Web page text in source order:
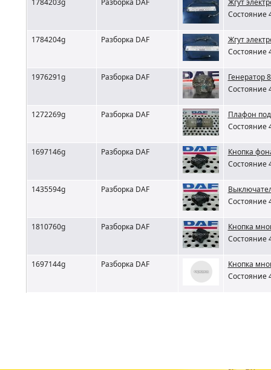
1784203g Разборка DAF
Жгут
Состояние
1784204g Разборка DAF
Жгут
Состояние
1976291g Разборка DAF
Генератор
Состояние
1272269g Разборка DAF
Плафон
Состояние
1697146g Разборка DAF
Кнопка
Состояние
1435594g Разборка DAF
Состояние
1810760g Разборка DAF
Кнопка
Состояние
1697144g Разборка DAF
Кнопка
Состояние